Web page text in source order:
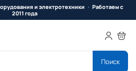
и электротехники
Работаем с
2011 года
Поиск